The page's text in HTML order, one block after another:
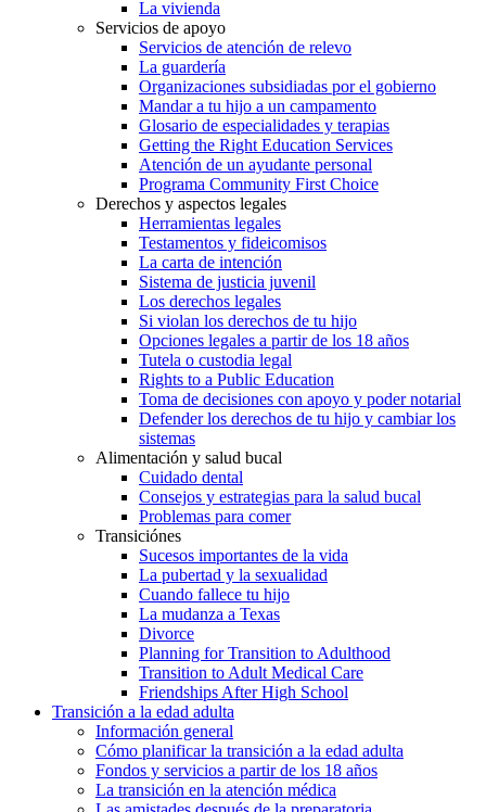
La vivienda
Servicios de apoyo
Servicios de atención de relevo
La guardería
Organizaciones subsidiadas por el gobierno
Mandar a tu hijo a un campamento
Glosario de especialidades y terapias
Getting the Right Education Services
Atención de un ayudante personal
Programa Community First Choice
Derechos y aspectos legales
Herramientas legales
Testamentos y fideicomisos
La carta de intención
Sistema de justicia juvenil
Los derechos legales
Si violan los derechos de tu hijo
Opciones legales a partir de los 18 años
Tutela o custodia legal
Rights to a Public Education
Toma de decisiones con apoyo y poder notarial
Defender los derechos de tu hijo y cambiar los
sistemas
Alimentación y salud bucal
Cuidado dental
Consejos y estrategias para la salud bucal
Problemas para comer
Transiciónes
Sucesos importantes de la vida
La pubertad y la sexualidad
Cuando fallece tu hijo
La mudanza a Texas
Divorce
Planning for Transition to Adulthood
Transition to Adult Medical Care
Friendships After High School
Transición a la edad adulta
Información general
Cómo planificar la transición a la edad adulta
Fondos y servicios a partir de los 18 años
La transición en la atención médica